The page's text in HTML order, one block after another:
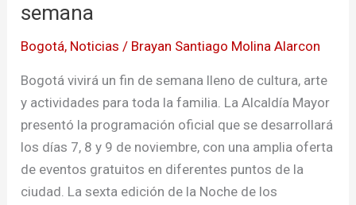
semana
Bogotá, Noticias / Brayan Santiago Molina Alarcon
Bogotá vivirá un fin de semana lleno de cultura, arte
y actividades para toda la familia. La Alcaldía Mayor
presentó la programación oficial que se desarrollará
los días 7, 8 y 9 de noviembre, con una amplia oferta
de eventos gratuitos en diferentes puntos de la
ciudad. La sexta edición de la Noche de los
a